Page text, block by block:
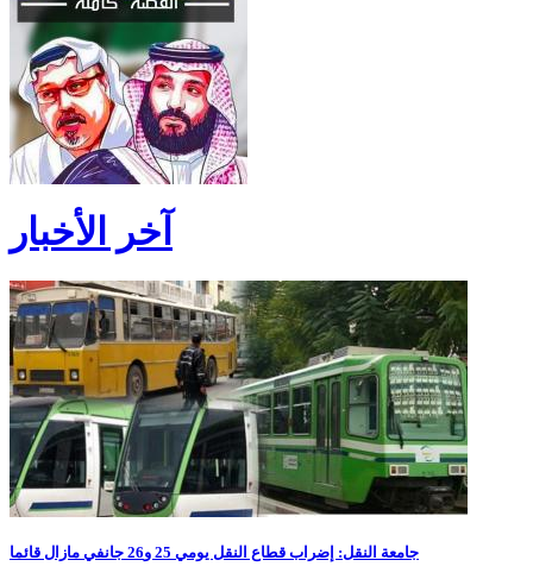
آخر الأخبار
جامعة النقل: إضراب قطاع النقل يومي 25 و26 جانفي مازال قائما